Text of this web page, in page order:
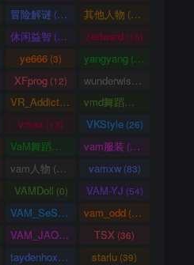
冒险解谜 (30) 其他人物 (661)
休闲益智 (69) zedward (15)
ye666 (3) yangyang (86)
XFprog (12)
VR_Addict
(38) vmd舞蹈数据
vmax (13) VKStyle(26)
(4163) VaM舞蹈视频 (5)vam服装 (1458)
vam人物 (3105) vamxw(83)
VAMDoll (0) VAM-YJ (54)
VAM_SeSe(10) vam_odd (20)
VAM_JAO
(15) TSX (36)
taydenhoxe(8) starlu (39)